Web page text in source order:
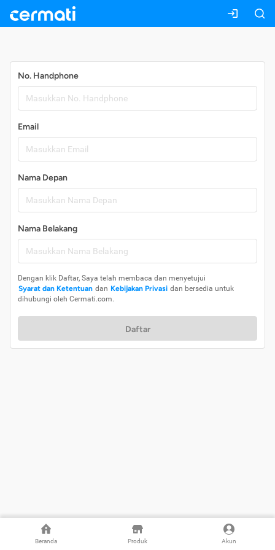
Beranda Produk Akun
No. Handphone
Email
Nama Depan
Nama Belakang
Dengan klik Daftar, Saya telah membaca dan menyetujui
Syarat dan Ketentuan dan Kebijakan Privasi dan bersedia untuk
dihubungi oleh Cermati.com.
Daftar